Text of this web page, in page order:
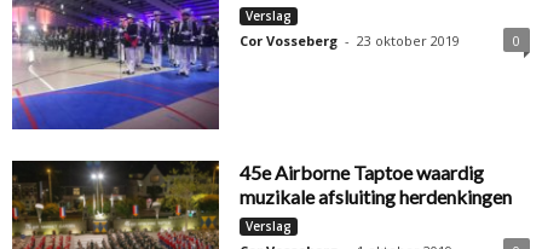
Verslag
Cor Vosseberg - 23 oktober 2019 0
45e Airborne Taptoe waardig
muzikale afsluiting herdenkingen
Verslag